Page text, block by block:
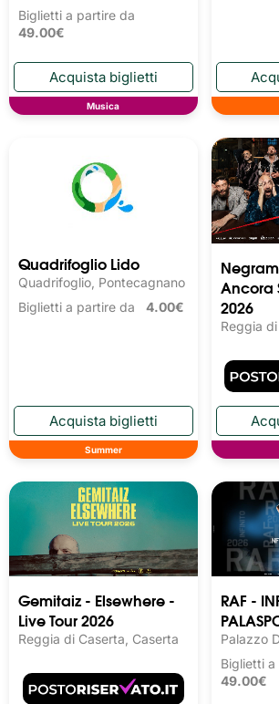
Biglietti a partire da
49.00€
Musica
Quadrifoglio Lido
Quadrifoglio, Pontecagnano
Biglietti a partire da 4.00€
Summer
Ancora
2026
Reggia
Gemitaiz - Elsewhere -
Live Tour 2026
Reggia di Caserta, Caserta
RAF -
Palazzo
Biglietti
49.00€